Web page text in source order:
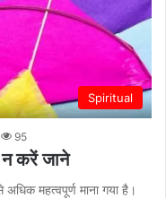
Spiritual
95
करें जाने
महत्वपूर्ण माना गया है।